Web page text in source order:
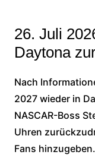
26. Juli
Daytona
Nach
2027 wieder in
NASCAR-Boss
Uhren
Fans